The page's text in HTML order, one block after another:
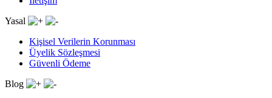
Yasal
Kişisel Verilerin Korunması
Üyelik Sözleşmesi
Güvenli Ödeme
Blog